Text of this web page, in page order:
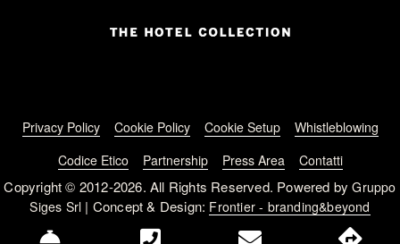
Footer menu
Privacy Policy Cookie Policy Cookie Setup
Whistleblowing
Codice Etico
Partnership Press Area Contatti
Copyright © 2012-2026. All Rights Reserved. Powered byGruppo
Siges Srl | Concept & Design: Frontier - branding&beyond